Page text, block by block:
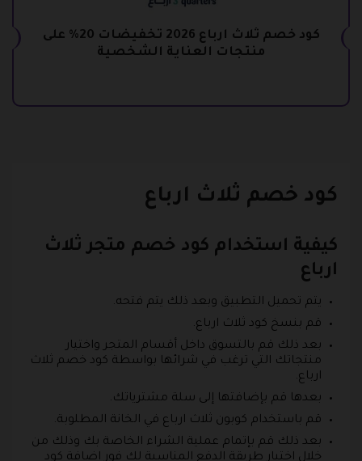
كود خصم ثلاث ارباع 2026 تخفيضات 20% على
منتجات العناية الشخصية
كود خصم ثلاث ارباع
كيفية استخدام كود خصم متجر ثلاث
ارباع
يتم تحميل التطبيق وبعد ذلك يتم فتحه.
قم بنسخ كود ثلاث ارباع.
بعد ذلك قم بالتسوق داخل أقسام المتجر واختيار
منتجاتك التي ترغب في شرائها بواسطة كود خصم ثلاث
ارباع.
بعدها قم بإضافتها إلى سلة مشترياتك.
قم باستخدام كوبون ثلاث ارباع في الخانة المطلوبة.
بعد ذلك قم بإتمام عملية الشراء الخاصة بك وذلك من
خلال اختيار طريقة الدفع المناسبة لك فور اضافة كود